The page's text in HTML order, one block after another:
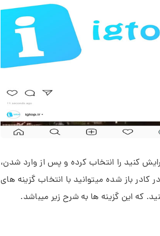
کنید را انتخاب کرده و پس از وارد شدن،
باز شده میتوانید با انتخاب گزینه های
که این گزینه ها به شرح زیر میباشد.